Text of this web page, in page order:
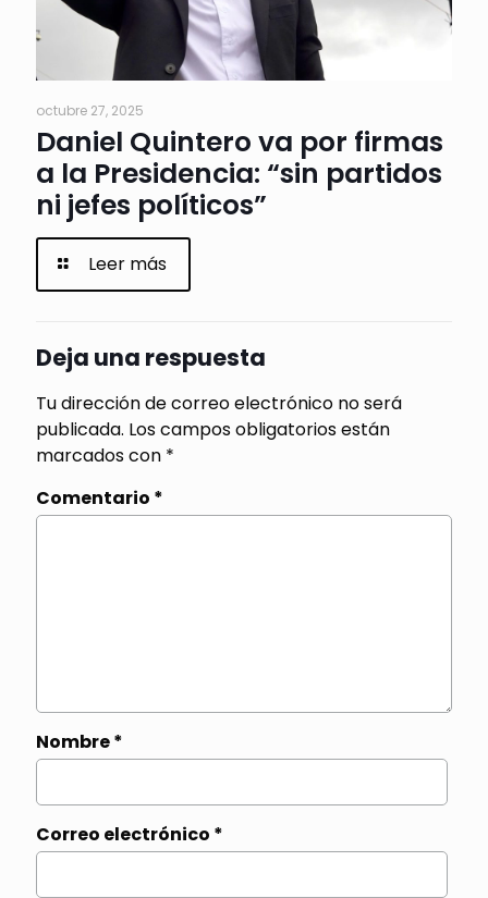
octubre 27, 2025
Daniel Quintero va por firmas
a la Presidencia: “sin partidos
ni jefes políticos”
Leer más
Deja una respuesta
Tu dirección de correo electrónico no será
publicada. Los campos obligatorios están
marcados con *
Comentario *
Nombre*
Correo electrónico *